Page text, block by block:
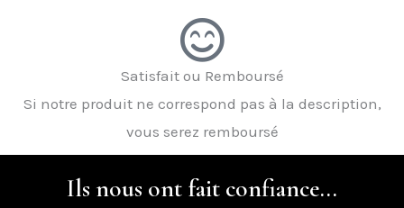
Satisfait ou Remboursé
Si notre produit ne correspond pas à la description,
vous serez remboursé
Ils nous ont fait confiance...